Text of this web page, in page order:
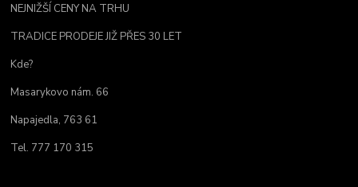
NEJNIŽŠÍ CENY NA TRHU
TRADICE PRODEJE JIŽ PŘES 30 LET
Kde?
Masarykovo nám. 66
Napajedla, 763 61
Tel. 777 170 315